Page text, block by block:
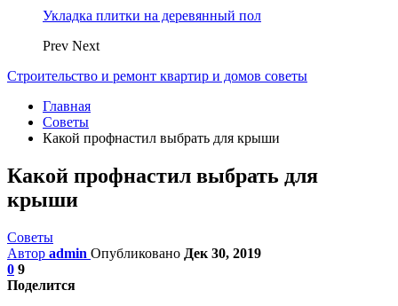
Укладка плитки на деревянный пол
Prev Next
Строительство и ремонт квартир и домов советы
Главная
Советы
Какой профнастил выбрать для крыши
Какой профнастил выбрать для
крыши
Советы
Автор admin Опубликовано Дек 30, 2019
0 9
Поделится